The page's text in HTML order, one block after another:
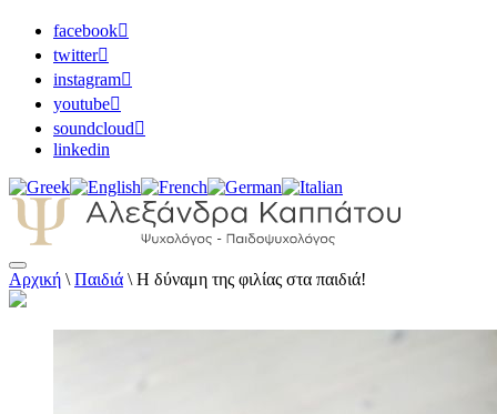
facebook
twitter
instagram
youtube
soundcloud
linkedin
Αλεξάνδρα Καππάτου Ψυχολόγος –
Παιδοψυχολόγος
Αρχική \ Παιδιά \ Η δύναμη της φιλίας στα παιδιά!